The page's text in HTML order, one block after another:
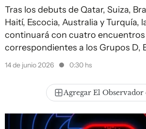
Tras los debuts de Qatar, Suiza,
Haití, Escocia, Australia y Turquía,
continuará con cuatro encuentros
correspondientes a los Grupos D,
14 de junio 2026 0:30 hs
Agregar El Observador